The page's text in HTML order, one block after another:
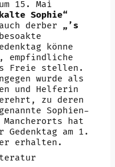
15. Mai
Sophie“
derber „’s
könne
empfindliche
Freie stellen.
wurde als
und Helferin
zu deren
Sophien-
hat
am 1.
erhalten.